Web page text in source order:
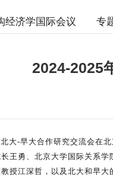
经济学国际会议 专
2024-2025
大-早大合作研究交流会在
王勇、北京大学国际关系
授江深哲，以及北大和早